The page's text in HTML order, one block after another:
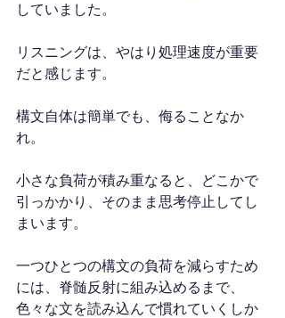
していました。
リスニングは、やはり処理速度が重要
だと感じます。
構文自体は簡単でも、侮ることなか
れ。
小さな負荷が積み重なると、どこかで
引っかかり、そのまま思考停止してし
まいます。
一つひとつの構文の負荷を減らすため
には、脊髄反射に組み込めるまで、
色々な文を読み込んで慣れていくしか